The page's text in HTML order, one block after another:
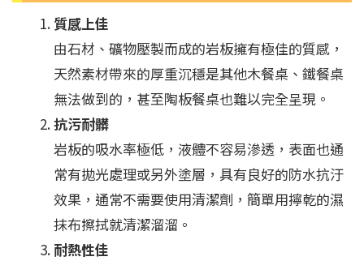
質感上佳
由石材、礦物壓製而成的岩板擁有極佳的質感，
天然素材帶來的厚重沉穩是其他木餐桌、鐵餐桌
無法做到的，甚至陶板餐桌也難以完全呈現。
抗污耐髒
岩板的吸水率極低，液體不容易滲透，表面也通
常有拋光處理或另外塗層，具有良好的防水抗汙
效果，通常不需要使用清潔劑，簡單用擰乾的濕
抹布擦拭就清潔溜溜。
耐熱性佳